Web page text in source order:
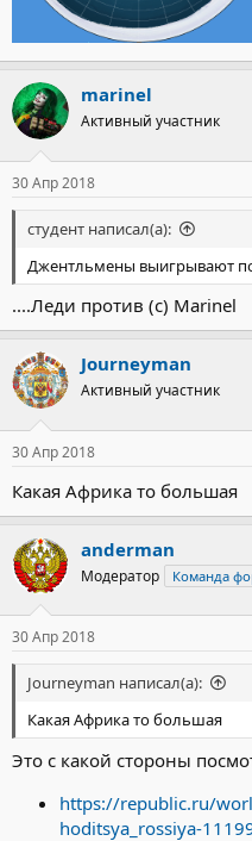
marinel
Активный участник
30 Апр 2018
студент написал(а):
Джентльмены выигрывают
....Леди против (с) Marinel
Journeyman
Активный участник
30 Апр 2018
Какая Африка то большая
anderman
Модератор Команда
30 Апр 2018
Journeyman написал(а):
Какая Африка то большая
Это с какой стороны
https://republic.ru/
hoditsya_rossiya-